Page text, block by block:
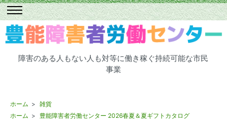
障害のある人もない人も対等に働き稼ぐ持続可能な市民
事業
ホーム > 雑貨
ホーム > 豊能障害者労働センター 2026春夏＆夏ギフトカタログ